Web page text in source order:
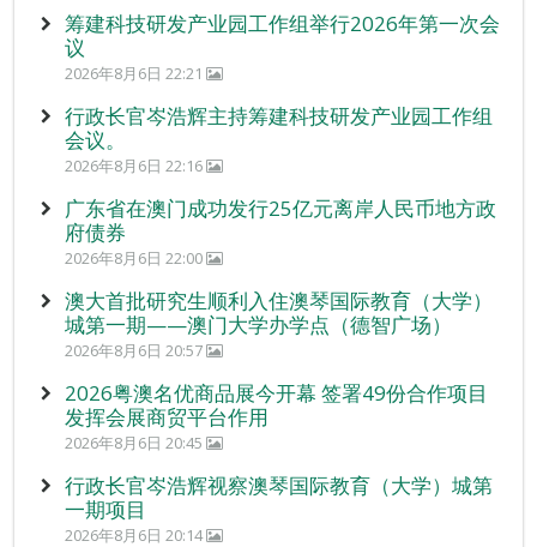
筹建科技研发产业园工作组举行2026年第一次会
议
2026年8月6日 22:21
行政长官岑浩辉主持筹建科技研发产业园工作组
会议。
2026年8月6日 22:16
广东省在澳门成功发行25亿元离岸人民币地方政
府债券
2026年8月6日 22:00
澳大首批研究生顺利入住澳琴国际教育（大学）
城第一期——澳门大学办学点（德智广场）
2026年8月6日 20:57
2026粤澳名优商品展今开幕 签署49份合作项目
发挥会展商贸平台作用
2026年8月6日 20:45
行政长官岑浩辉视察澳琴国际教育（大学）城第
一期项目
2026年8月6日 20:14